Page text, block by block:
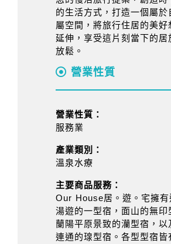
的生活方式，打造一個屬於
屬空間，將旅行住居的美好
延伸，享受這片刻當下的居
放鬆。
營業性質
營業性質：
服務業
產業類別：
溫泉水療
主要商品服務：
Our House居。遊。宅擁有
湯遊的一型宿，面山的無印
蘭陽平原景致的灡型宿，以
連通的瑔型宿。各型型宿皆